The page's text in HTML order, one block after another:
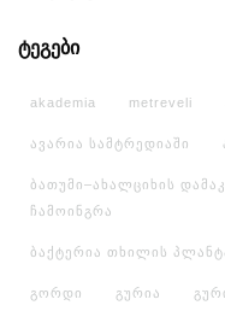
ტეგები
akademia metreveli
ავარია სამტრედიაში
ბათუმი–ახალციხის
ჩამოინგრა
ბაქტერია თხილის
გორდი გურია